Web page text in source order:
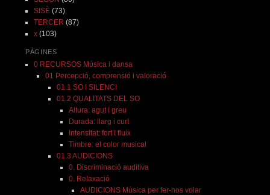
SISÈ(73)
TERCER (87)
x(103)
PÀGINES
0 RECURSOS Música i dansa
01 Percepció, comprensió i valoració
01.1 SO I SILENCI
01.2 QUALITATS DEL SO
Altura: agut i greu
Durada: llarg i curt
Intensitat: fort i fluix
Timbre: el color musical
01.3 AUDICIONS
0. Discriminació auditiva
0. Relaxació
AUDICIONS Música per fer-nos volar